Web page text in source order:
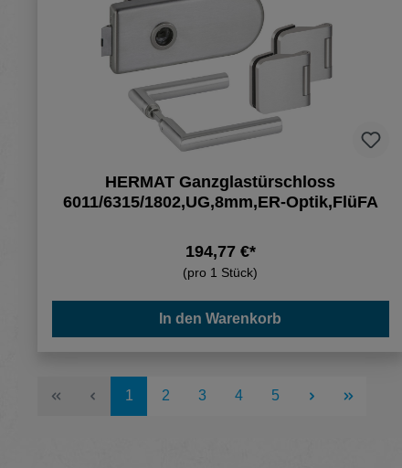
HERMAT Ganzglastürschloss
6011/6315/1802,UG,8mm,ER-Optik,FlüFA
194,77 €*
(pro 1 Stück)
In den Warenkorb
Seite
1 Seite
2 Seite
3 Seite
4 Seite
5